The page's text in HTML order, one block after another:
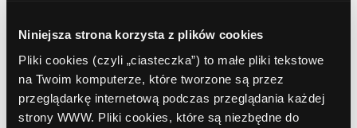
Niniejsza strona korzysta z plików cookies
Pliki cookies (czyli „ciasteczka”) to małe pliki tekstowe
na Twoim komputerze, które tworzone są przez
przeglądarkę internetową podczas przeglądania każdej
strony WWW. Pliki cookies, które są niezbędne do